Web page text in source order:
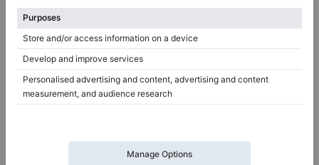
280,280 cm1980
Nederland /Werkhoven
$60,591.13
CFIIIS,
U wilt een tweedehandsvleugel kopen?